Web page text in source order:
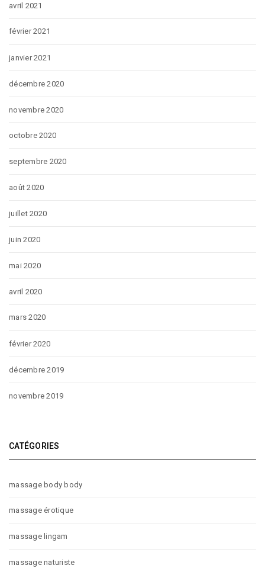
avril 2021
février 2021
janvier 2021
décembre 2020
novembre 2020
octobre 2020
septembre 2020
août 2020
juillet 2020
juin 2020
mai 2020
avril 2020
mars 2020
février 2020
décembre 2019
novembre 2019
CATÉGORIES
massage body body
massage érotique
massage lingam
massage naturiste